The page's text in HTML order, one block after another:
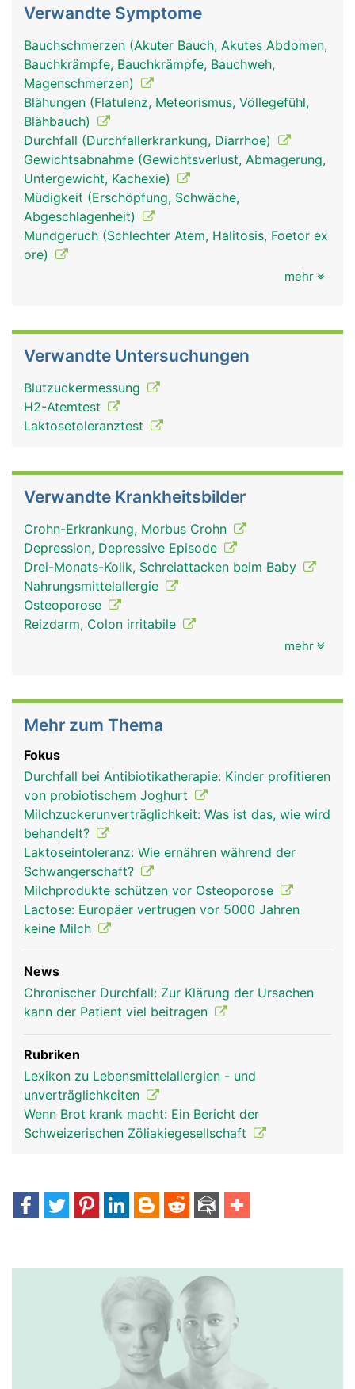
Verwandte Symptome
Bauchschmerzen (Akuter Bauch, Akutes Abdomen,
Bauchkrämpfe, Bauchkrämpfe, Bauchweh,
Magenschmerzen)
Blähungen (Flatulenz, Meteorismus, Völlegefühl,
Blähbauch)
Durchfall (Durchfallerkrankung, Diarrhoe)
Gewichtsabnahme (Gewichtsverlust, Abmagerung,
Untergewicht, Kachexie)
Müdigkeit (Erschöpfung, Schwäche,
Abgeschlagenheit)
Mundgeruch (Schlechter Atem, Halitosis, Foetor ex
ore)
mehr
Verwandte Untersuchungen
Blutzuckermessung
H2-Atemtest
Laktosetoleranztest
Verwandte Krankheitsbilder
Crohn-Erkrankung, Morbus Crohn
Depression, Depressive Episode
Drei-Monats-Kolik, Schreiattacken beim Baby
Nahrungsmittelallergie
Osteoporose
Reizdarm, Colon irritabile
mehr
Mehr zum Thema
Fokus
Durchfall bei Antibiotikatherapie: Kinder profitieren
von probiotischem Joghurt
Milchzuckerunverträglichkeit: Was ist das, wie wird
behandelt?
Laktoseintoleranz: Wie ernähren während der
Schwangerschaft?
Milchprodukte schützen vor Osteoporose
Lactose: Europäer vertrugen vor 5000 Jahren
keine Milch
News
Chronischer Durchfall: Zur Klärung der Ursachen
kann der Patient viel beitragen
Rubriken
Lexikon zu Lebensmittelallergien - und
unverträglichkeiten
Wenn Brot krank macht: Ein Bericht der
Schweizerischen Zöliakiegesellschaft